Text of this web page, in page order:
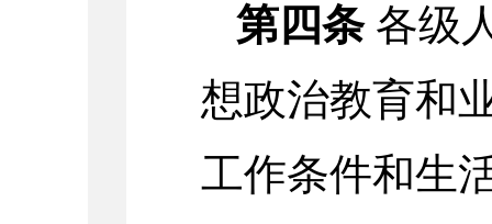
第四条各级
想政治教育和
工作条件和生